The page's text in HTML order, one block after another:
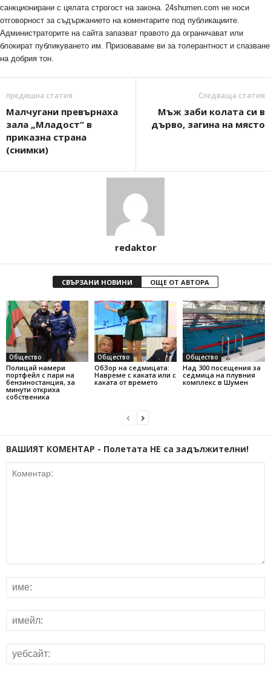
санкционирани с цялата строгост на закона. 24shumen.com не носи
отговорност за съдържанието на коментарите под публикациите.
Администраторите на сайта запазват правото да ограничават или
блокират публикуването им. Призоваваме ви за толерантност и спазване
на добрия тон.
предишна статия
Малчугани превърнаха
зала „Младост“ в
приказна страна
(снимки)
Следваща статия
Мъж заби колата си в
дърво, загина на място
redaktor
СВЪРЗАНИ НОВИНИ ОЩЕ ОТ АВТОРА
Общество
Полицай намери
портфейл с пари на
бензиностанция, за
минути откриха
собственика
Общество
ОбЗор на седмицата:
Навреме с каката или с
каката от времето
Общество
Над 300 посещения за
седмица на плувния
комплекс в Шумен
ВАШИЯТ КОМЕНТАР - Полетата НЕ са задължителни!